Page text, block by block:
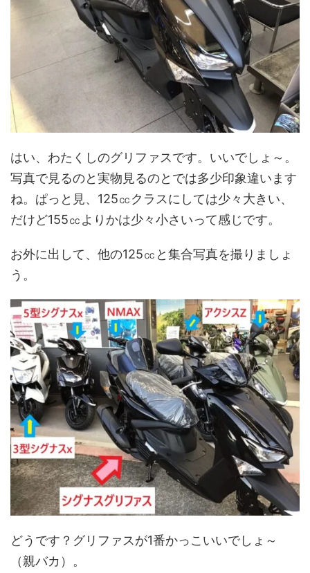
はい、わたくしのグリファスです。いいでしょ～。
写真で見るのと実物見るのとでは多少印象違います
ね。ぱっと見、125㏄クラスにしては少々大きい、
だけど155㏄よりかは少々小さいって感じです。
お外に出して、他の125㏄と集合写真を撮りましょ
う。
どうです？グリファスが1番かっこいいでしょ～
（親バカ）。